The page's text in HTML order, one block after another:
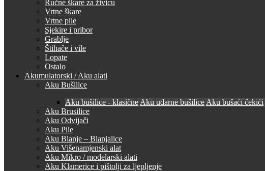
Ručne škare za živicu
Vrtne škare
Vrtne pile
Sjekire i pribor
Grablje
Štihače i vile
Lopate
Ostalo
Akumulatorski / Aku alati
Aku Bušilice
Aku bušilice - klasične Aku udarne bušilice Aku bušaći čekići
Aku Brusilice
Aku Odvijači
Aku Pile
Aku Blanje – Blanjalice
Aku Višenamjenski alat
Aku Mikro / modelarski alati
Aku Klamerice i pištolji za ljepljenje